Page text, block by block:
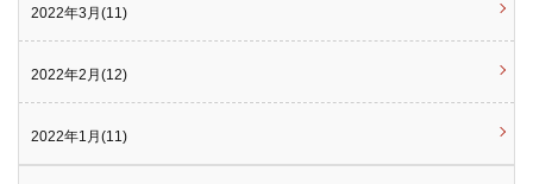
2022年3月(11)
2022年2月(12)
2022年1月(11)